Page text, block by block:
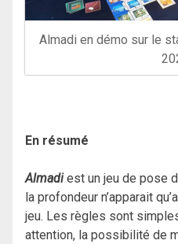
Almadi en démo sur le
En résumé
Almadiest un jeu de pose
la profondeur n’apparait
jeu. Les règles sont
attention, la possibilité de